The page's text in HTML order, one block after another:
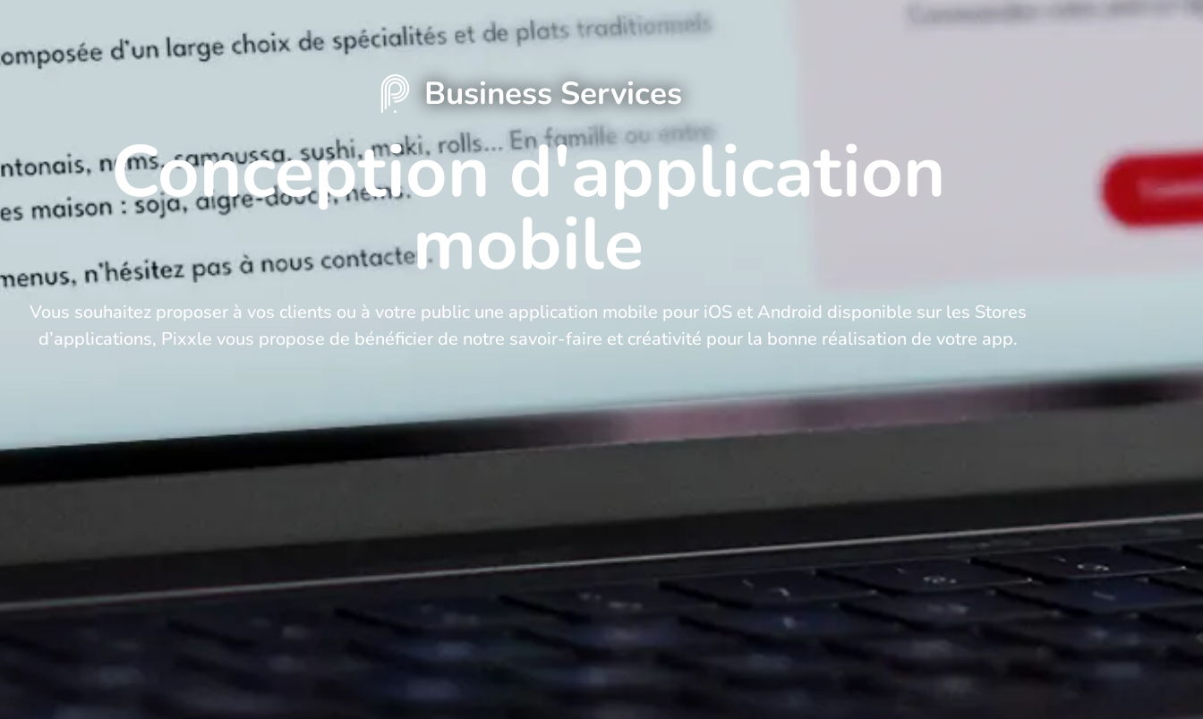
Conception d'application sur-mesure iOS pour iPhone et Android pour professionnels et société par Pixxle Business Services
Business Services
Conception d'application
mobile
Vous souhaitez proposer à vos clients ou à votre public une application mobile pour iOS et Android disponible sur les Stores
d’applications, Pixxle vous propose de bénéficier de notre savoir-faire et créativité pour la bonne réalisation de votre app.